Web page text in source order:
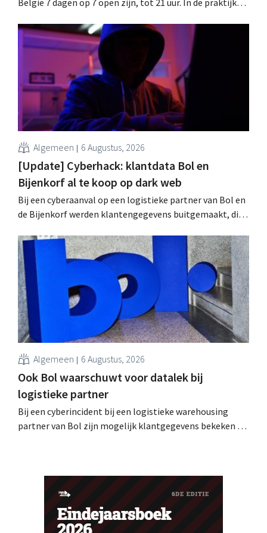
België 7 dagen op 7 open zijn, tot 21 uur. In de praktijk
arbeidswetgeving een hinderpaal. Is er een gelijk
speelveld?
Algemeen 6 Augustus, 2026
[Update] Cyberhack: klantdata Bol en
Bijenkorf al te koop op dark web
Bij een cyberaanval op een logistieke partner van Bol en
de Bijenkorf werden klantengegevens buitgemaakt, die
De retailers roepen klanten op alert te zijn voor
phishing.
Algemeen 6 Augustus, 2026
Ook Bol waarschuwt voor datalek bij
logistieke partner
Bij een cyberincident bij een logistieke warehousing
partner van Bol zijn mogelijk klantgegevens bekeken of